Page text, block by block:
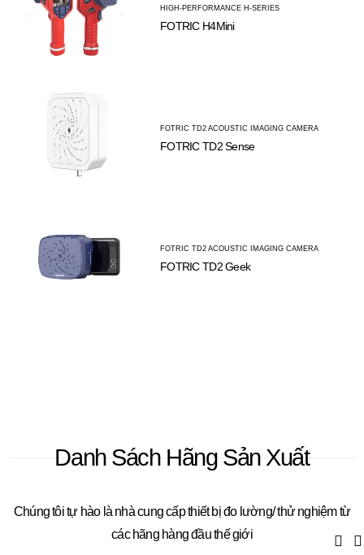
HIGH-PERFORMANCE H-SERIES
FOTRIC H4Mini
FOTRIC TD2 ACOUSTIC IMAGING CAMERA
FOTRIC TD2 Sense
FOTRIC TD2 ACOUSTIC IMAGING CAMERA
FOTRIC TD2 Geek
Danh Sách Hãng Sản Xuất
Chúng tôi tự hào là nhà cung cấp thiết bị đo lường/ thử nghiệm từ
các hãng hàng đầu thế giới